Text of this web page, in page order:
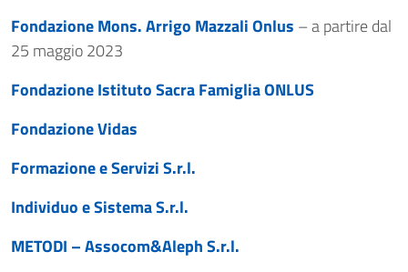
Fondazione Mons. Arrigo Mazzali Onlus – a partire dal
25 maggio 2023
Fondazione Istituto Sacra Famiglia ONLUS
Fondazione Vidas
Formazione e Servizi S.r.l.
Individuo e Sistema S.r.l.
METODI – Assocom&Aleph S.r.l.